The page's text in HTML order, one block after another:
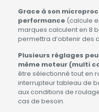
Grace à son
performance(calcule
marques calculent en 8
permettra d’obtenir des
Plusieurs réglages
même moteur (multi
être sélectionné tout en
interrupteur tableau de
aux conditions de
cas de besoin.